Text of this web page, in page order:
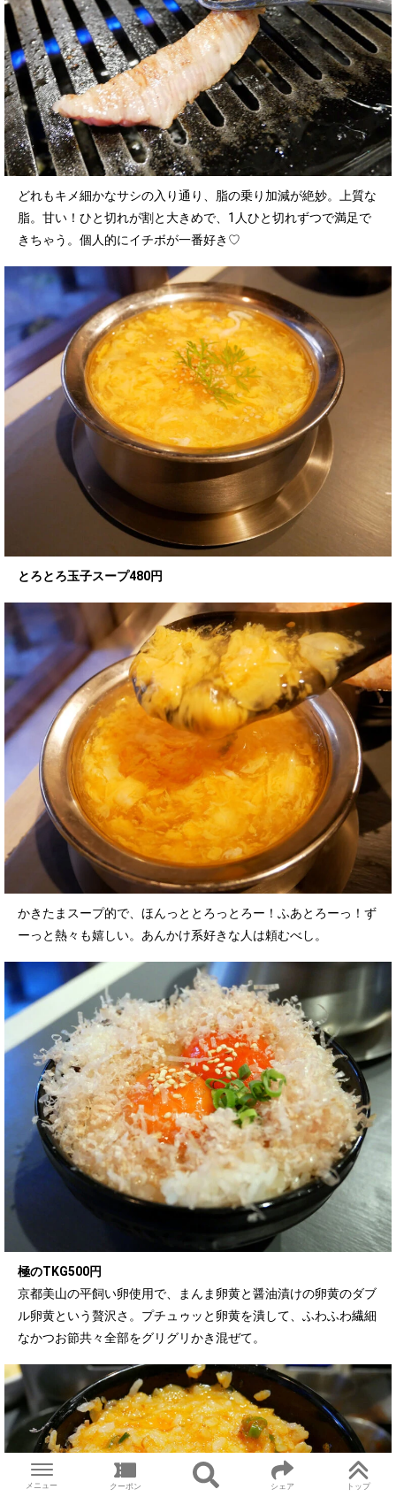
どれもキメ細かなサシの入り通り、脂の乗り加減が絶妙。上質な
脂。甘い！ひと切れが割と大きめで、1人ひと切れずつで満足で
きちゃう。個人的にイチボが一番好き♡
とろとろ玉子スープ480円
かきたまスープ的で、ほんっととろっとろー！ふあとろーっ！ず
ーっと熱々も嬉しい。あんかけ系好きな人は頼むべし。
極のTKG500円
京都美山の平飼い卵使用で、まんま卵黄と醤油漬けの卵黄のダブ
ル卵黄という贅沢さ。プチュゥッと卵黄を潰して、ふわふわ繊細
なかつお節共々全部をグリグリかき混ぜて。
メニュー クーポン シェア トップ